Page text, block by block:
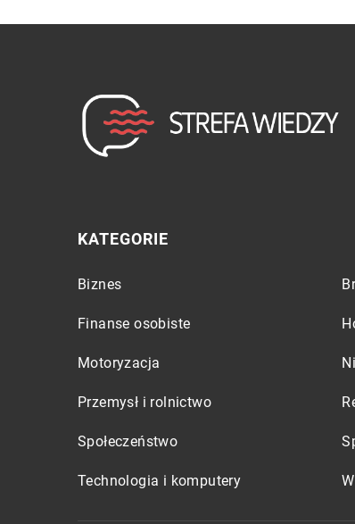
KATEGORIE
Biznes
Finanse osobiste
Motoryzacja
Przemysł i rolnictwo
Społeczeństwo
Technologia i komputery